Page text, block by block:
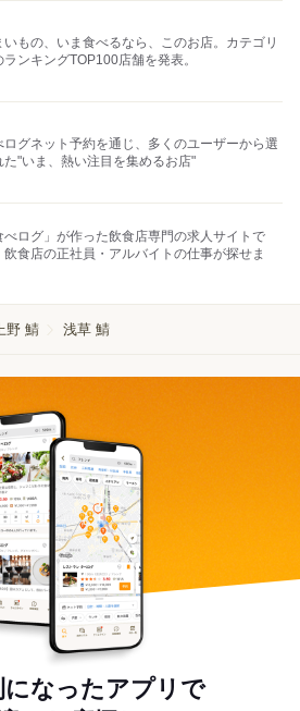
いもの、いま食べるなら、このお店。カテゴリ
ランキングTOP100店舗を発表。
ログネット予約を通じ、多くのユーザーから選
た"いま、熱い注目を集めるお店"
べログ」が作った飲食店専門の求人サイトで
飲食店の正社員・アルバイトの仕事が探せま
上野 鯖 浅草 鯖
になったアプリで